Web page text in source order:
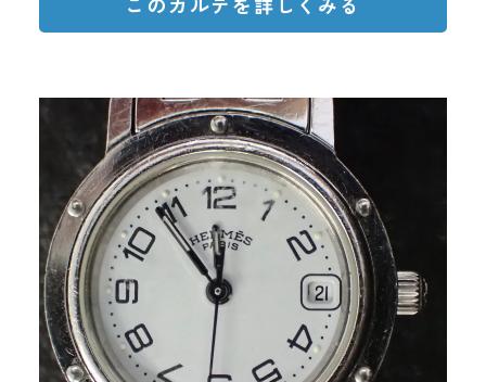
2026年7月14日
一般のお客様向け時計修理
新規受付一時停止のお知らせ
平素よりリペスタをご愛顧いただき、誠にありがとう
ございます。
現在、弊社では想定を上回る数の修理のご依頼をいた
だいております。一件一件のお時計にこれまでと変わ
らない品質で対応するため、誠に勝手ながら、一般の
お客様（エンドユーザー）からの新規時計修理のお申
平素よりリペスタをご愛顧いただき、
現在、弊社では想定を上回る数の修理
のご依頼をいただいております。一件
一件のお時計にこれまでと変わらない
品質で対応するため、誠に勝手なが
ら、一般のお客様（エンドユーザー）
からの新規時計修理のお申し込み受付
を、当面の間一時停止させていただき